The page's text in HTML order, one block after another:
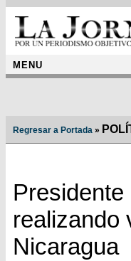
MENU
Regresar a Portada »
realizando
Nicaragua